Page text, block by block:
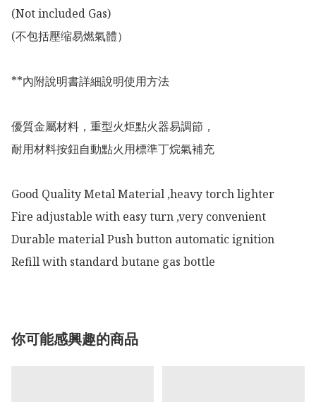
(Not included Gas)
(不包括壓缩易燃氣體）
**內附說明書詳細說明使用方法
優質金屬材料，重型火炬點火器易調節，
耐用材料按鈕自動點火用標準丁烷氣補充
Good Quality Metal Material ,heavy torch lighter
Fire adjustable with easy turn ,very convenient
Durable material Push button automatic ignition
Refill with standard butane gas bottle
你可能感興趣的商品